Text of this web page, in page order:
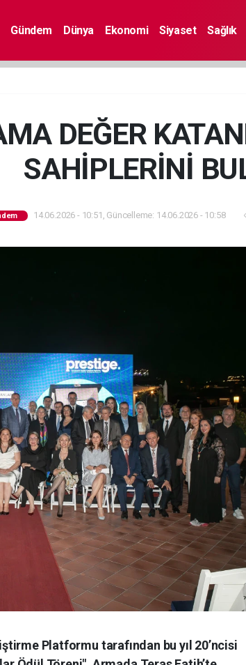
Gündem Dünya Ekonomi Siyaset Sağlık
DEĞER
SAHİPLERİNİ
14.06.2026 - 10:51, Güncelleme: 14.06.2026 - 10:58
Platformu tarafından bu yıl 20’ncisi